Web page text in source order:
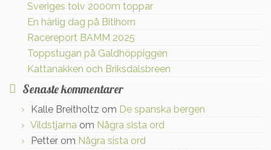
Sveriges tolv 2000m toppar
En härlig dag på Bitihorn
Racereport BAMM 2025
Toppstugan på Galdhöppiggen
Kattanakken och Briksdalsbreen
Senaste kommentarer
Kalle Breitholtz om De spanska bergen
Vildstjarna om Några sista ord
Petter om Några sista ord